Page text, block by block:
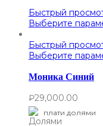
Быстрый
Выберите
Быстрый
Выберите
Моника Синий
₽29,000.00
плати долями